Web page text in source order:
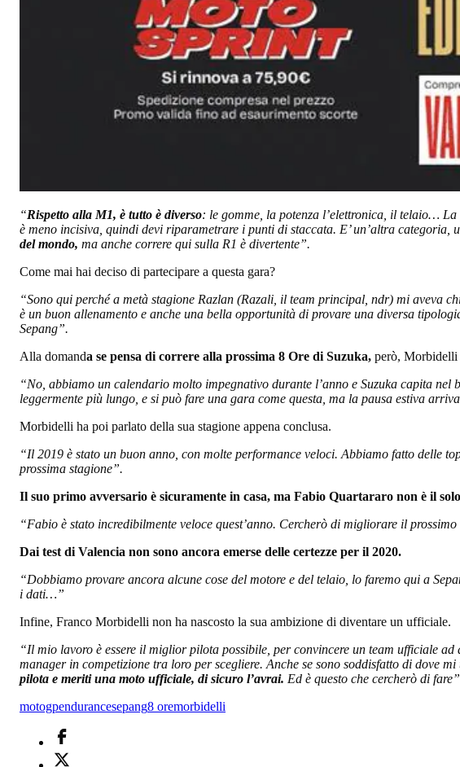
“Rispetto alla M1, è tutto è diverso: le gomme, la potenza l’elettronica, il telaio…
è meno incisiva, quindi devi riparametrare i punti di staccata. E’ un’altra categoria,
del mondo, ma anche correre qui sulla R1 è divertente”.
Come mai hai deciso di partecipare a questa gara?
“Sono qui perché a metà stagione Razlan (Razali, il team principal, ndr) mi aveva
è un buon allenamento e anche una bella opportunità di provare una diversa
Sepang”.
Alla domanda se pensa di correre alla prossima 8 Ore di Suzuka, però, Morbidelli
“No, abbiamo un calendario molto impegnativo durante l’anno e Suzuka capita nel
leggermente più lungo, e si può fare una gara come questa, ma la pausa estiva
Morbidelli ha poi parlato della sua stagione appena conclusa.
“Il 2019 è stato un buon anno, con molte performance veloci. Abbiamo fatto delle
prossima stagione”.
Il suo primo avversario è sicuramente in casa, ma Fabio Quartararo non è il
“Fabio è stato incredibilmente veloce quest’anno. Cercherò di migliorare il
Dai test di Valencia non sono ancora emerse delle certezze per il 2020.
“Dobbiamo provare ancora alcune cose del motore e del telaio, lo faremo qui a
i dati…”
Infine, Franco Morbidelli non ha nascosto la sua ambizione di diventare un ufficiale.
“Il mio lavoro è essere il miglior pilota possibile, per convincere un team ufficiale ad
manager in competizione tra loro per scegliere. Anche se sono soddisfatto di dove
pilota e meriti una moto ufficiale, di sicuro l’avrai. Ed è questo che cercherò di
motogpendurancesepang8 oremorbidelli